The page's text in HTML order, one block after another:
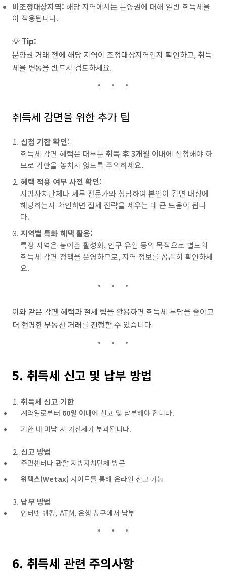
비조정대상지역: 해당 지역에서는 분양권에 대해 일반 취득세율
이 적용됩니다.
💡 Tip:
분양권 거래 전에 해당 지역이 조정대상지역인지 확인하고, 취득
세율 변동을 반드시 검토하세요.
취득세 감면을 위한 추가 팁
신청 기한 확인:
취득세 감면 혜택은 대부분 취득 후 3개월 이내에 신청해야 하
므로 기한을 놓치지 않도록 주의하세요.
혜택 적용 여부 사전 확인:
지방자치단체나 세무 전문가와 상담하여 본인이 감면 대상에
해당하는지 확인하면 절세 전략을 세우는 데 큰 도움이 됩니
다.
지역별 특화 혜택 활용:
특정 지역은 농어촌 활성화, 인구 유입 등의 목적으로 별도의
취득세 감면 정책을 운영하므로, 지역 정보를 꼼꼼히 확인하세
요.
이와 같은 감면 혜택과 절세 팁을 활용하면 취득세 부담을 줄이고
더 현명한 부동산 거래를 진행할 수 있습니다
5. 취득세 신고 및 납부 방법
취득세 신고 기한
계약일로부터 60일 이내에 신고 및 납부해야 합니다.
기한 내 미납 시 가산세가 부과됩니다.
신고 방법
주민센터나 관할 지방자치단체 방문
위택스(Wetax) 사이트를 통해 온라인 신고 가능
납부 방법
인터넷 뱅킹, ATM, 은행 창구에서 납부
6. 취득세 관련 주의사항